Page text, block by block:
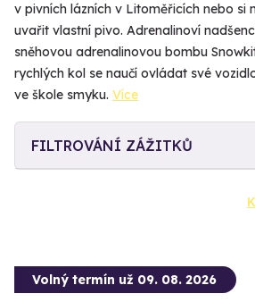
v pivních lázních v Litoměřicích nebo si
uvařit vlastní pivo. Adrenalinoví
sněhovou adrenalinovou bombu
rychlých kol se naučí ovládat své
ve škole smyku. Více
FILTROVÁNÍ ZÁŽITKŮ
Volný termín už 09. 08. 2026